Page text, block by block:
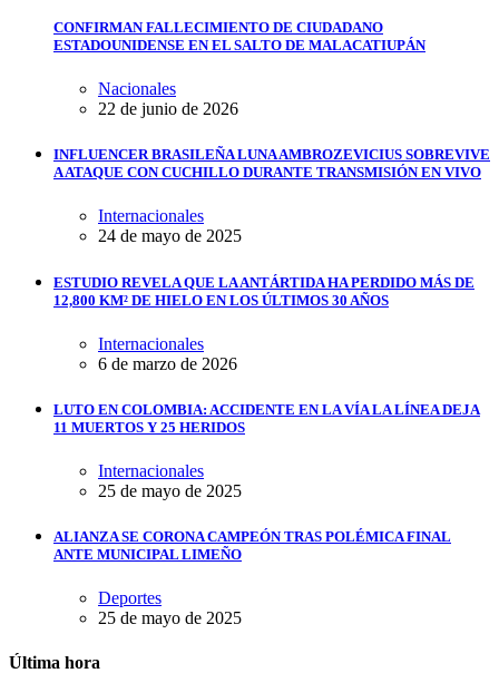
CONFIRMAN FALLECIMIENTO DE CIUDADANO
ESTADOUNIDENSE EN EL SALTO DE MALACATIUPÁN
Nacionales
22 de junio de 2026
INFLUENCER BRASILEÑA LUNA AMBROZEVICIUS SOBREVIVE
A ATAQUE CON CUCHILLO DURANTE TRANSMISIÓN EN VIVO
Internacionales
24 de mayo de 2025
ESTUDIO REVELA QUE LA ANTÁRTIDA HA PERDIDO MÁS DE
12,800 KM² DE HIELO EN LOS ÚLTIMOS 30 AÑOS
Internacionales
6 de marzo de 2026
LUTO EN COLOMBIA: ACCIDENTE EN LA VÍA LA LÍNEA DEJA
11 MUERTOS Y 25 HERIDOS
Internacionales
25 de mayo de 2025
ALIANZA SE CORONA CAMPEÓN TRAS POLÉMICA FINAL
ANTE MUNICIPAL LIMEÑO
Deportes
25 de mayo de 2025
Última hora